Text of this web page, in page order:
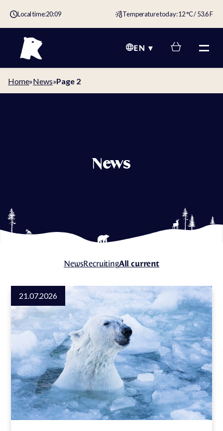
Local time:20:09 Temperature today: 12 °C / 53.6 F
EN
Home»News»Page 2
News
21.07.2026
NewsRecruitingAll current